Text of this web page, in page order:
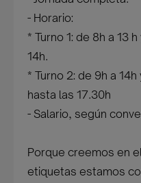
- Horario:
* Turno 1: de 8h a 13
14h.
* Turno 2: de 9h a
hasta las 17.30h
- Salario, según
Porque creemos en
etiquetas estamos